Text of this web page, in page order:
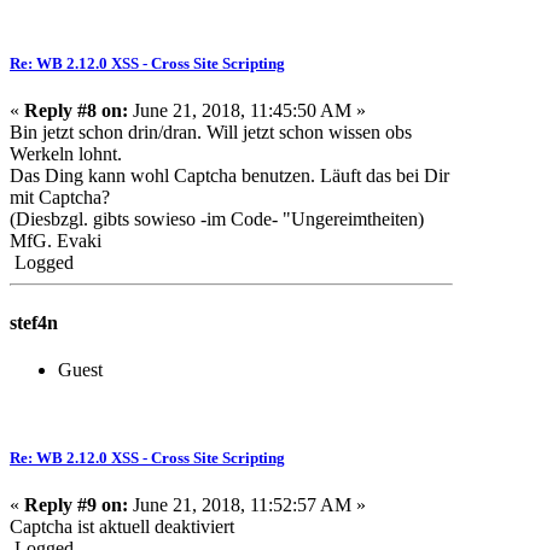
Re: WB 2.12.0 XSS - Cross Site Scripting
« Reply #8 on: June 21, 2018, 11:45:50 AM »
Bin jetzt schon drin/dran. Will jetzt schon wissen obs
Werkeln lohnt.
Das Ding kann wohl Captcha benutzen. Läuft das bei Dir
mit Captcha?
(Diesbzgl. gibts sowieso -im Code- "Ungereimtheiten)
MfG. Evaki
Logged
stef4n
Guest
Re: WB 2.12.0 XSS - Cross Site Scripting
« Reply #9 on: June 21, 2018, 11:52:57 AM »
Captcha ist aktuell deaktiviert